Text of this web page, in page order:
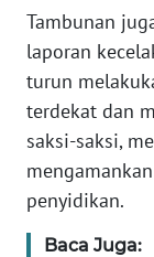
Tambunan
laporan
turun
terdekat dan
saksi-saksi,
penyidikan.
Baca Juga:
WN
WN
JAKARTA
WN
JABAR